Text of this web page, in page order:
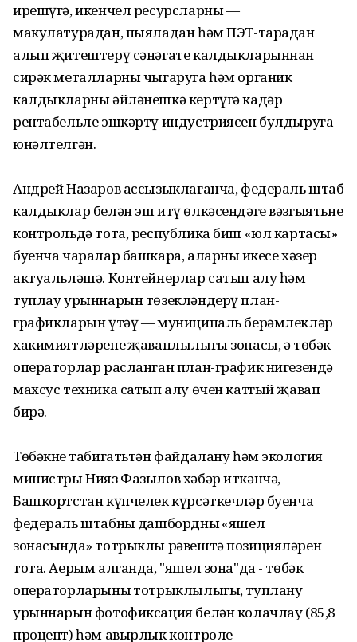
ирешүгә, икенчел ресурсларны —
макулатурадан, пыяладан һәм ПЭТ-тарадан
алып җитештерү сәнәгате калдыкларыннан
сирәк металларны чыгаруга һәм органик
калдыкларны әйләнешкә кертүгә кадәр
рентабельле эшкәртү индустриясен булдыруга
юнәлтелгән.
Андрей Назаров ассызыклаганча, федераль штаб
калдыклар белән эш итү өлкәсендәге вәзгыятьне
контрольдә тота, республика биш «юл картасы»
буенча чаралар башкара, аларның икесе хәзер
актуальләшә. Контейнерлар сатып алу һәм
туплау урыннарын төзекләндерү план-
графикларын үтәү — муниципаль берәмлекләр
хакимиятләренең җаваплылыгы зонасы, ә төбәк
операторлар расланган план-график нигезендә
махсус техника сатып алу өчен катгый җавап
бирә.
Төбәкнең табигатьтән файдалану һәм экология
министры Нияз Фазылов хәбәр иткәнчә,
Башкортстан күпчелек күрсәткечләр буенча
федераль штабның дашбордның «яшел
зонасында» тотрыклы рәвештә позицияләрен
тота. Аерым алганда, "яшел зона"да - төбәк
операторларының тотрыклылыгы, туплану
урыннарын фотофиксация белән колачлау (85,8
процент) һәм авырлык контроле